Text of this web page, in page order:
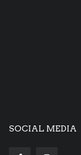
SOCIAL MEDIA